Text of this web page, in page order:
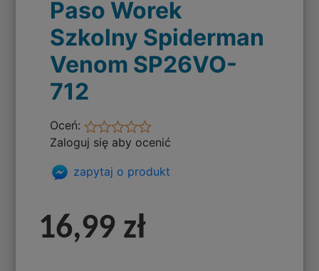
Paso Worek
Szkolny Spiderman
Venom SP26VO-
712
Oceń:
Zaloguj się aby ocenić
zapytaj o produkt
16,99 zł